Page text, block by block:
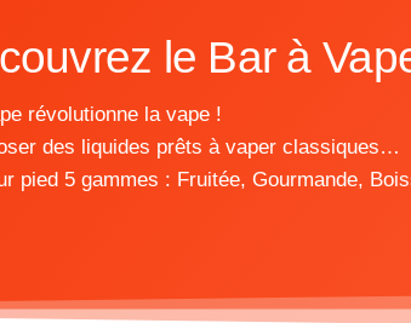
le Bar à
révolutionne la vape !
des liquides prêts à vaper classiques…
pied 5 gammes : Fruitée, Gourmande,